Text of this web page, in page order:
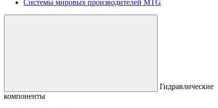
Системы мировых производителей MTG
Гидравлические
компоненты